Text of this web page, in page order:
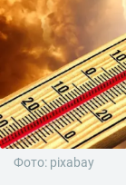
Фото: pixabay